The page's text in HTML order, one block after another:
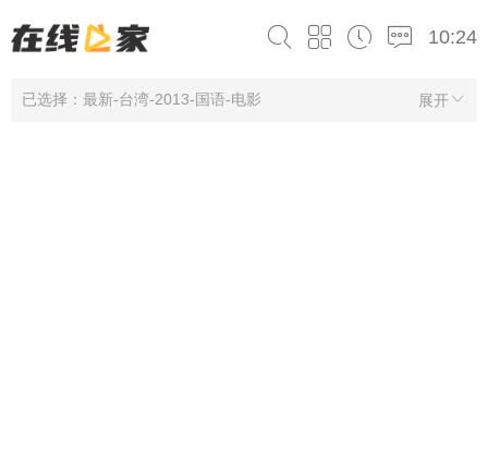
10:24
展开
已选择：最新-台湾-2013-国语-电影